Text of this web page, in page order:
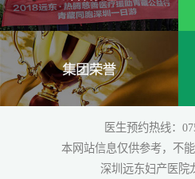
医生预约热线：
本网站信息仅供参考，不
深圳远东妇产医院